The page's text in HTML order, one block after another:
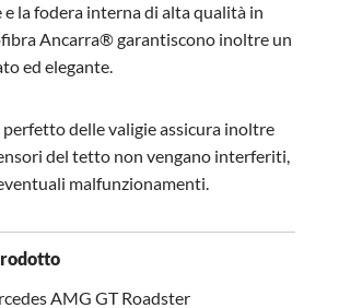
e la fodera interna di alta qualità in
Ancarra® garantiscono inoltre un
ed elegante.
perfetto delle valigie assicura inoltre
del tetto non vengano interferiti,
malfunzionamenti.
AMG GT Roadster